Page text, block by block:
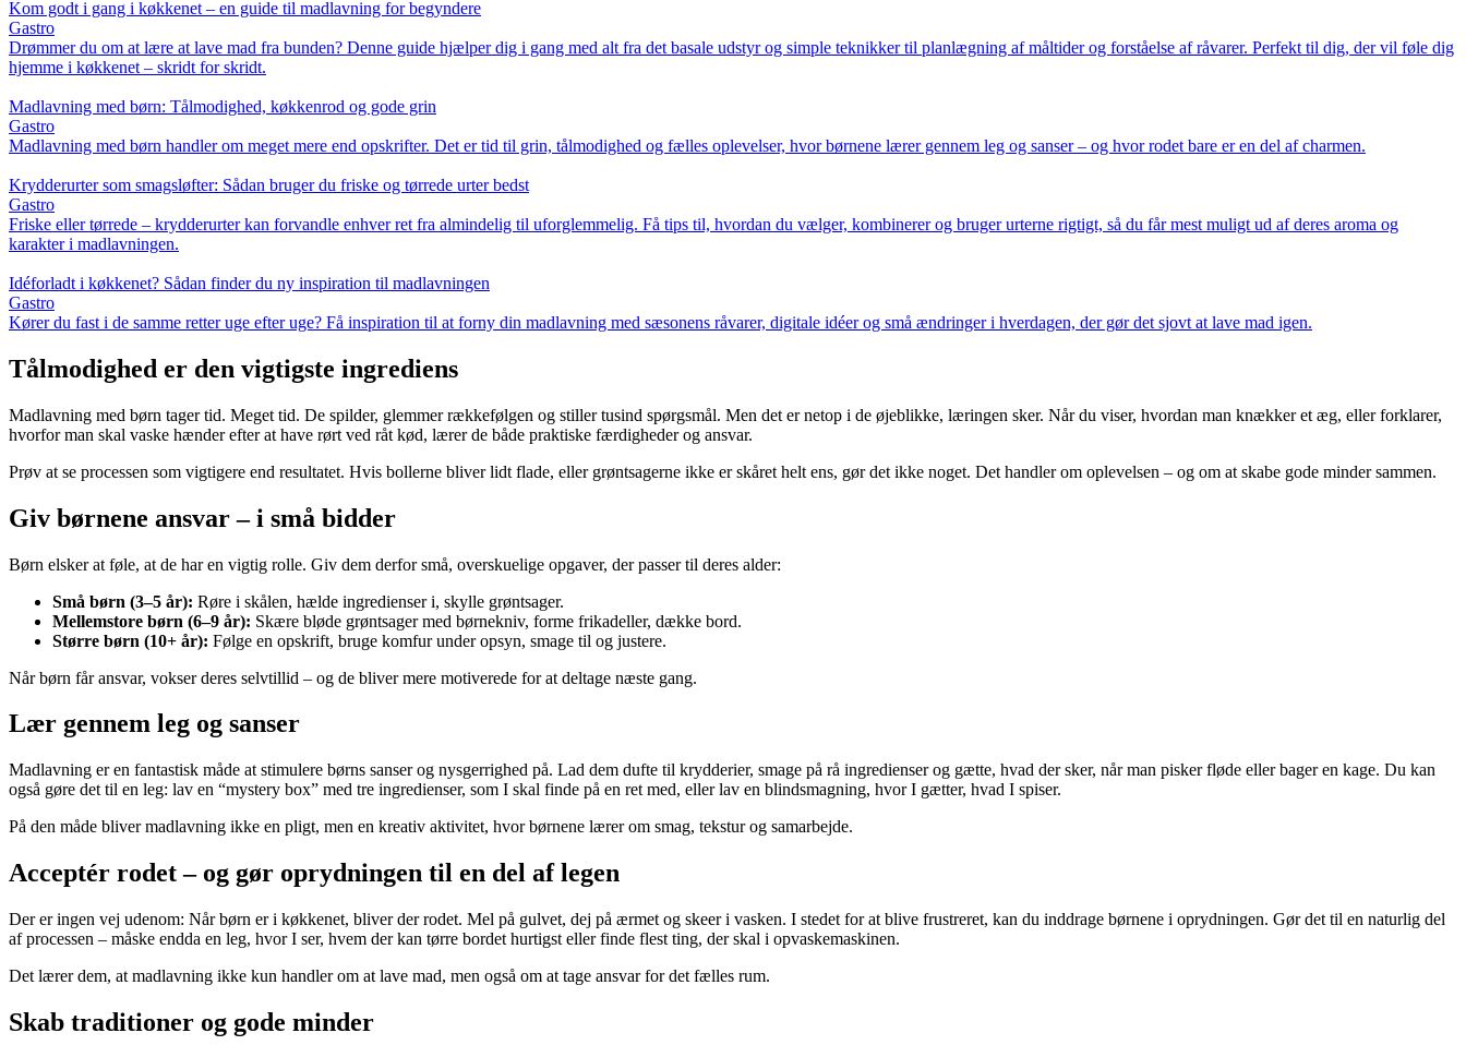
Kom godt i gang i køkkenet – en guide til madlavning for begyndere
Gastro
Drømmer du om at lære at lave mad fra bunden? Denne guide hjælper dig i gang med alt fra det basale udstyr og simple teknikker til planlægning af måltider og forståelse af råvarer. Perfekt til dig, der vil føle dig
hjemme i køkkenet – skridt for skridt.
Madlavning med børn: Tålmodighed, køkkenrod og gode grin
Gastro
Madlavning med børn handler om meget mere end opskrifter. Det er tid til grin, tålmodighed og fælles oplevelser, hvor børnene lærer gennem leg og sanser – og hvor rodet bare er en del af charmen.
Krydderurter som smagsløfter: Sådan bruger du friske og tørrede urter bedst
Gastro
Friske eller tørrede – krydderurter kan forvandle enhver ret fra almindelig til uforglemmelig. Få tips til, hvordan du vælger, kombinerer og bruger urterne rigtigt, så du får mest muligt ud af deres aroma og
karakter i madlavningen.
Idéforladt i køkkenet? Sådan finder du ny inspiration til madlavningen
Gastro
Kører du fast i de samme retter uge efter uge? Få inspiration til at forny din madlavning med sæsonens råvarer, digitale idéer og små ændringer i hverdagen, der gør det sjovt at lave mad igen.
Tålmodighed er den vigtigste ingrediens
Madlavning med børn tager tid. Meget tid. De spilder, glemmer rækkefølgen og stiller tusind spørgsmål. Men det er netop i de øjeblikke, læringen sker. Når du viser, hvordan man knækker et æg, eller forklarer,
hvorfor man skal vaske hænder efter at have rørt ved råt kød, lærer de både praktiske færdigheder og ansvar.
Prøv at se processen som vigtigere end resultatet. Hvis bollerne bliver lidt flade, eller grøntsagerne ikke er skåret helt ens, gør det ikke noget. Det handler om oplevelsen – og om at skabe gode minder sammen.
Giv børnene ansvar – i små bidder
Børn elsker at føle, at de har en vigtig rolle. Giv dem derfor små, overskuelige opgaver, der passer til deres alder:
Små børn (3–5 år): Røre i skålen, hælde ingredienser i, skylle grøntsager.
Mellemstore børn (6–9 år): Skære bløde grøntsager med børnekniv, forme frikadeller, dække bord.
Større børn (10+ år): Følge en opskrift, bruge komfur under opsyn, smage til og justere.
Når børn får ansvar, vokser deres selvtillid – og de bliver mere motiverede for at deltage næste gang.
Lær gennem leg og sanser
Madlavning er en fantastisk måde at stimulere børns sanser og nysgerrighed på. Lad dem dufte til krydderier, smage på rå ingredienser og gætte, hvad der sker, når man pisker fløde eller bager en kage. Du kan
også gøre det til en leg: lav en “mystery box” med tre ingredienser, som I skal finde på en ret med, eller lav en blindsmagning, hvor I gætter, hvad I spiser.
På den måde bliver madlavning ikke en pligt, men en kreativ aktivitet, hvor børnene lærer om smag, tekstur og samarbejde.
Acceptér rodet – og gør oprydningen til en del af legen
Der er ingen vej udenom: Når børn er i køkkenet, bliver der rodet. Mel på gulvet, dej på ærmet og skeer i vasken. I stedet for at blive frustreret, kan du inddrage børnene i oprydningen. Gør det til en naturlig del
af processen – måske endda en leg, hvor I ser, hvem der kan tørre bordet hurtigst eller finde flest ting, der skal i opvaskemaskinen.
Det lærer dem, at madlavning ikke kun handler om at lave mad, men også om at tage ansvar for det fælles rum.
Skab traditioner og gode minder